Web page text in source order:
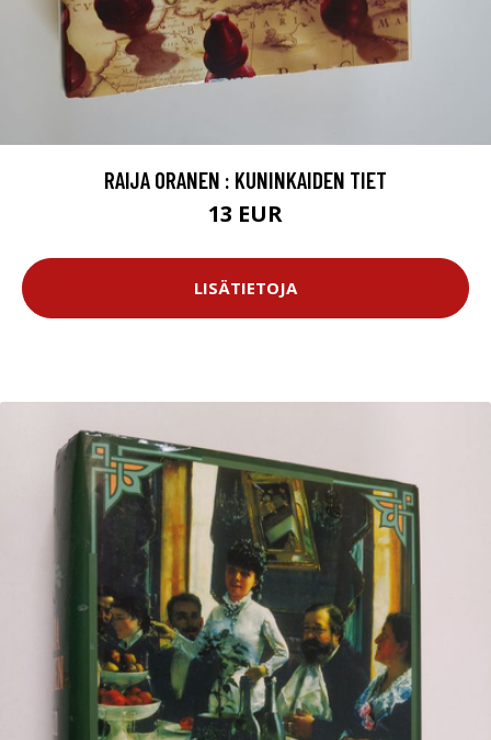
RAIJA ORANEN : KUNINKAIDEN TIET
13 EUR
LISÄTIETOJA